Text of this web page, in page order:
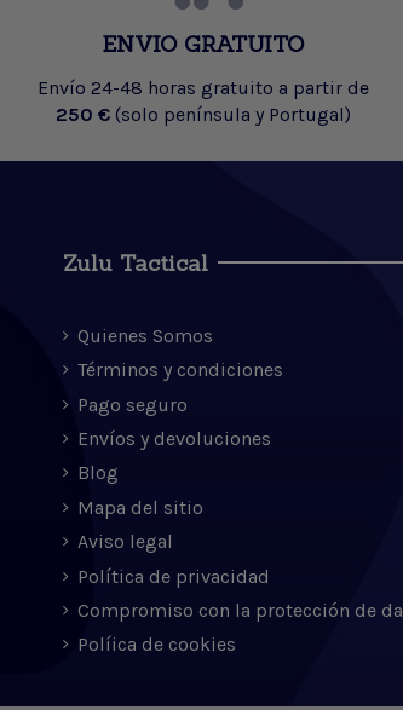
ENVIO GRATUITO
Envío 24-48 horas gratuito a partir de
250 € (solo península y Portugal)
Zulu Tactical
Quienes Somos
Términos y condiciones
Pago seguro
Envíos y devoluciones
Blog
Mapa del sitio
Aviso legal
Política de privacidad
Compromiso con la protección de
Políica de cookies